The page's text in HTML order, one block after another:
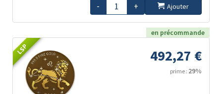
- + Ajouter
en précommande
LSP 492,27 €
prime : 29%